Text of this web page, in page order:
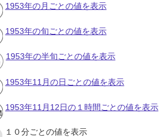
1953年の月ごとの値を表示
1953年の旬ごとの値を表示
1953年の半旬ごとの値を表示
1953年11月の日ごとの値を表示
1953年11月12日の１時間ごとの値を表示
１０分ごとの値を表示